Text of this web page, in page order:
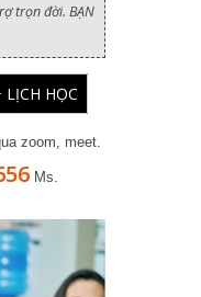
trọn đời. BẠN
LỊCH HỌC
zoom, meet.
Ms.